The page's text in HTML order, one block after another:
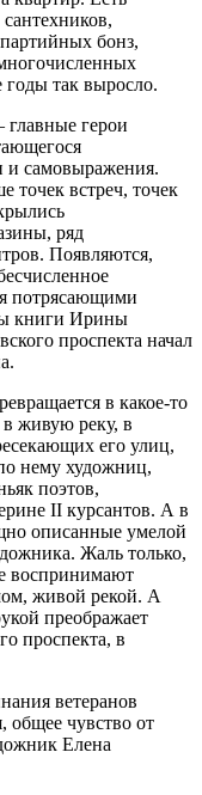
бонз,
годы так выросло.
герои
и самовыражения.
точек встреч, точек
ряд
Появляются,
потрясающими
книги Ирины
проспекта начал
в какое-то
живую реку, в
его улиц,
нему художниц,
поэтов,
II курсантов. А в
описанные умелой
Жаль только,
воспринимают
живой рекой. А
преображает
проспекта, в
ветеранов
общее чувство от
Елена